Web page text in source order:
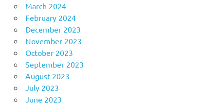
March 2024
February 2024
December 2023
November 2023
October 2023
September 2023
August 2023
July 2023
June 2023